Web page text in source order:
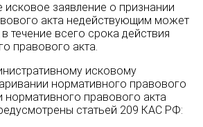
исковое заявление о признании
акта недействующим может
течение всего срока действия
правового акта.
исковому
нормативного правового
нормативного правового акта
статьей 209 КАС РФ: